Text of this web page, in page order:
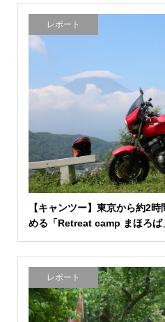
レポート
【キャンツー】東京から約2
める「Retreat camp まほろ
レポート